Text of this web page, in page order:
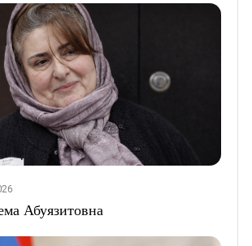
Абуязитовна